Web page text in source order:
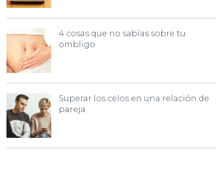
4 cosas que no sabías sobre tu
ombligo
Superar los celos en una relación de
pareja